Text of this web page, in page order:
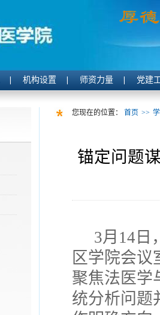
机构设置 师资力量 党建
您现在的位置： 首页 >>
锚定问题
3月14日
区学院会
聚焦法医学
统分析问题